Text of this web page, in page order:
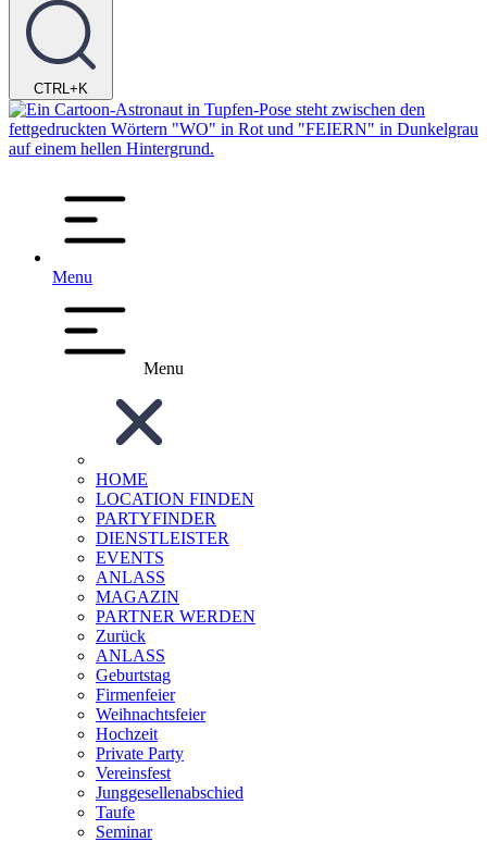
CTRL+K
Menu
Menu
HOME
LOCATION FINDEN
PARTYFINDER
DIENSTLEISTER
EVENTS
ANLASS
MAGAZIN
PARTNER WERDEN
Zurück
ANLASS
Geburtstag
Firmenfeier
Weihnachtsfeier
Hochzeit
Private Party
Vereinsfest
Junggesellenabschied
Taufe
Seminar